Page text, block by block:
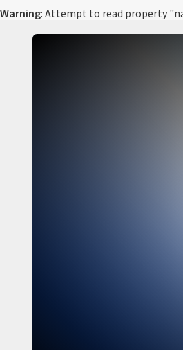
Warning: Attempt to read property